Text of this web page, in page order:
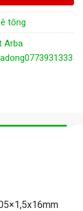
tông
Arba